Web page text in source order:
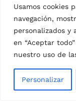
Usamos cookies
navegación,
personalizados y
en “Aceptar
nuestro uso de
Personalizar